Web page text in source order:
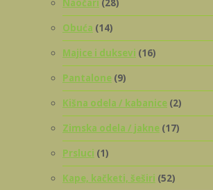
Naočari (28)
Obuća (14)
Majice i duksevi (16)
Pantalone (9)
Kišna odela / kabanice (2)
Zimska odela / jakne (17)
Prsluci (1)
Kape, kačketi, šeširi (52)